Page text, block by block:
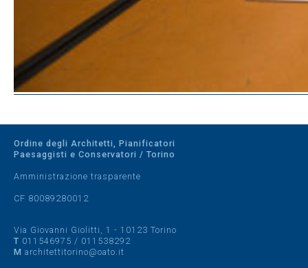
Ordine degli Architetti, Pianificatori
Paesaggisti e Conservatori / Torino
Amministrazione trasparente
CF 80089280012
Via Giovanni Giolitti, 1 - 10123 Torino
T 011546975 / 011538292
M architettitorino@oato.it